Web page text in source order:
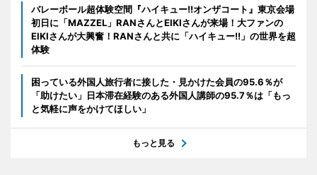
バレーボール超体験空間『ハイキュー!!オンザコート』東京会場
初日に「MAZZEL」RANさんとEIKIさんが来場！大ファンの
EIKIさんが大興奮！RANさんと共に「ハイキュー!!」の世界を超
体験
困っている外国人旅行者に接した・見かけた会員の95.6％が
「助けたい」日本滞在経験のある外国人講師の95.7％は「もっ
と気軽に声をかけてほしい」
もっと見る